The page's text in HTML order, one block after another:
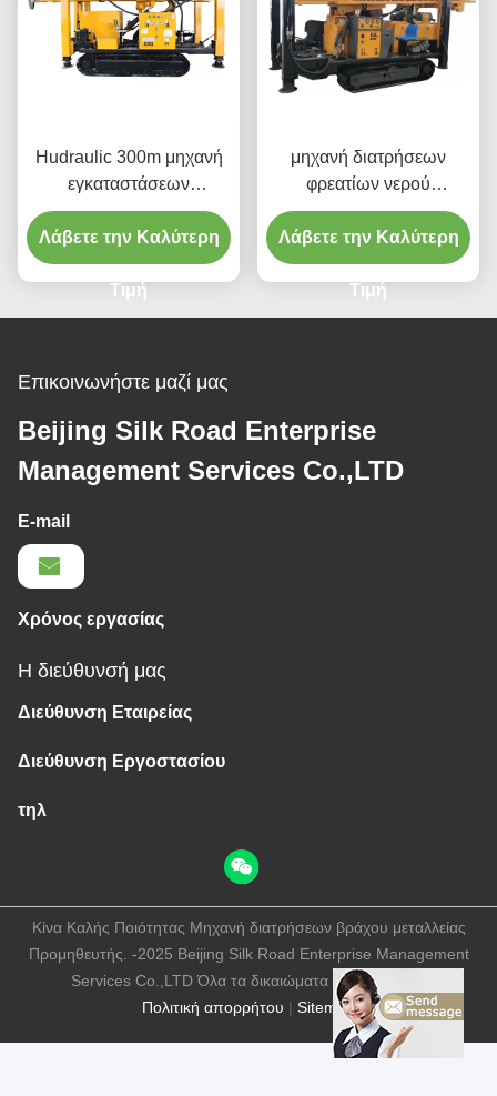
Hudraulic 300m μηχανή
εγκαταστάσεων
γεώτρησης διατρήσεων
DTH για το φρεάτιο νερού
Λάβετε την Καλύτερη
Τιμή
μηχανή διατρήσεων
φρεατίων νερού
μεταλλείας γεωτρήσεων
300m DTH
Λάβετε την Καλύτερη
Τιμή
Επικοινωνήστε μαζί μας
Beijing Silk Road Enterprise
Management Services Co.,LTD
E-mail
Χρόνος εργασίας
Η διεύθυνσή μας
Διεύθυνση Εταιρείας
Διεύθυνση Εργοστασίου
τηλ
Πολιτική απορρήτου | Sitemap
Κίνα Καλής Ποιότητας Μηχανή διατρήσεων βράχου μεταλλείας
Προμηθευτής. -2025 Beijing Silk Road Enterprise Management
Services Co.,LTD Όλα τα δικαιώματα διατηρούνται.